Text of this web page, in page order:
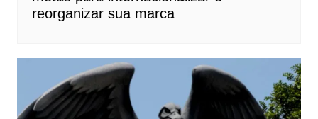
reorganizar sua marca